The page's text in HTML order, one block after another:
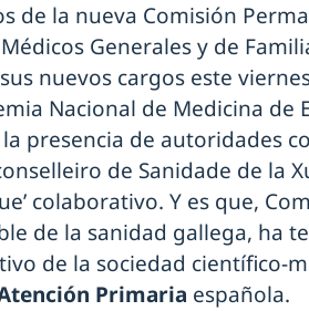
de la nueva Comisión
Generales y de
nuevos cargos este
Nacional de Medicina de
presencia de autoridades
de Sanidade de la
colaborativo. Y es que,
de la sanidad gallega, ha
de la sociedad científico-
Primaria española.